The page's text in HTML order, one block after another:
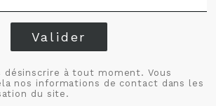
Valider
désinscrire à tout moment. Vous
nos informations de contact dans les
du site.